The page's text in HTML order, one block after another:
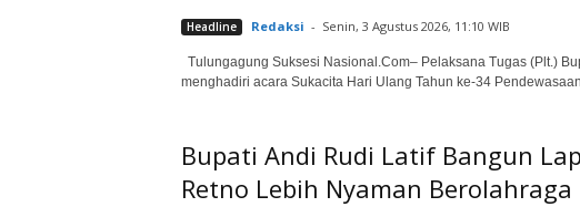
Headline Redaksi - Senin, 3 Agustus 2026, 11:10 WIB
Tulungagung Suksesi Nasional.Com– Pelaksana Tugas (Plt.)
menghadiri acara Sukacita Hari Ulang Tahun ke-34
Bupati Andi Rudi Latif Bangun
Retno Lebih Nyaman Berolahraga